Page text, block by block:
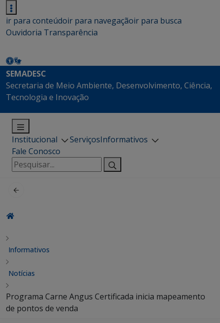
ir para conteúdoir para navegaçãoir para busca
Ouvidoria Transparência
SEMADESC
Secretaria de Meio Ambiente, Desenvolvimento, Ciência,
Tecnologia e Inovação
Institucional ServiçosInformativos
Fale Conosco
Pesquisar
por:
Informativos
Notícias
Programa Carne Angus Certificada inicia mapeamento
de pontos de venda